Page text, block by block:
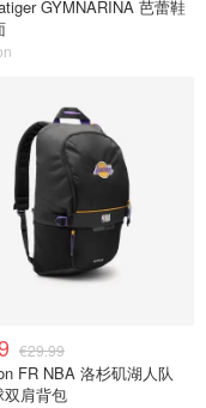
GYMNARINA 芭蕾鞋
€29.99
FR NBA 洛杉矶湖人队
双肩背包